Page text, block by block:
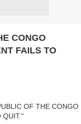
CONGO
FAILS TO